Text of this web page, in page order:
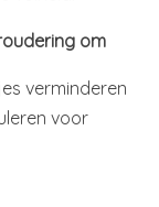
om
verminderen
voor